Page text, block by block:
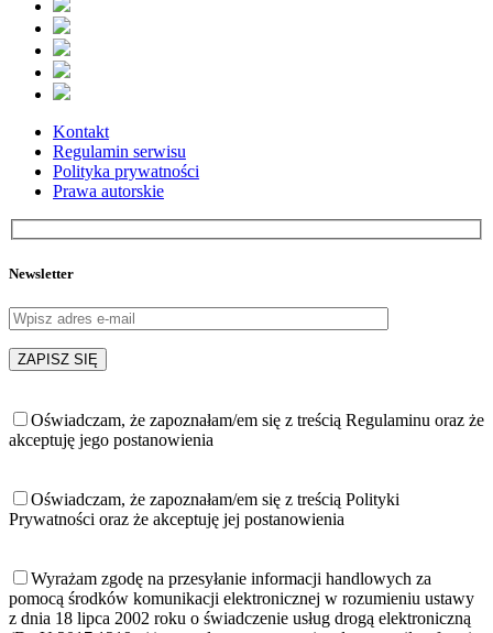
Kontakt
Regulamin serwisu
Polityka prywatności
Prawa autorskie
Newsletter
Oświadczam, że zapoznałam/em się z treścią Regulaminu oraz że
akceptuję jego postanowienia
Oświadczam, że zapoznałam/em się z treścią Polityki
Prywatności oraz że akceptuję jej postanowienia
Wyrażam zgodę na przesyłanie informacji handlowych za
pomocą środków komunikacji elektronicznej w rozumieniu ustawy
z dnia 18 lipca 2002 roku o świadczenie usług drogą elektroniczną